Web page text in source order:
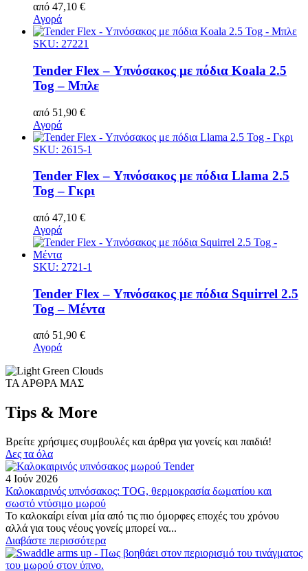
από 47,10 €
Αγορά
SKU: 27221
Tender Flex – Υπνόσακος με πόδια Koala 2.5
Tog – Μπλε
από 51,90 €
Αγορά
SKU: 2615-1
Tender Flex – Υπνόσακος με πόδια Llama 2.5
Tog – Γκρι
από 47,10 €
Αγορά
SKU: 2721-1
Tender Flex – Υπνόσακος με πόδια Squirrel 2.5
Tog – Μέντα
από 51,90 €
Αγορά
ΤΑ ΑΡΘΡΑ ΜΑΣ
Tips & More
Βρείτε χρήσιμες συμβουλές και άρθρα για γονείς και παιδιά!
Δες τα όλα
4 Ιούν 2026
Καλοκαιρινός υπνόσακος: TOG, θερμοκρασία δωματίου και
σωστό ντύσιμο μωρού
Το καλοκαίρι είναι μία από τις πιο όμορφες εποχές του χρόνου
αλλά για τους νέους γονείς μπορεί να...
Διαβάστε περισσότερα